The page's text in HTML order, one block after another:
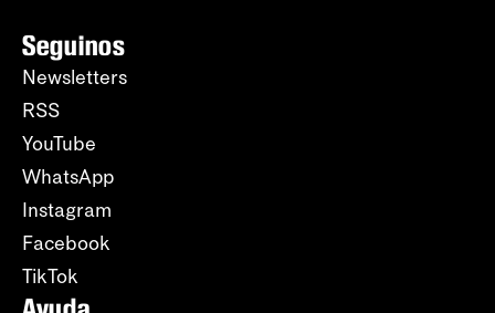
Seguinos
Newsletters
RSS
YouTube
WhatsApp
Instagram
Facebook
TikTok